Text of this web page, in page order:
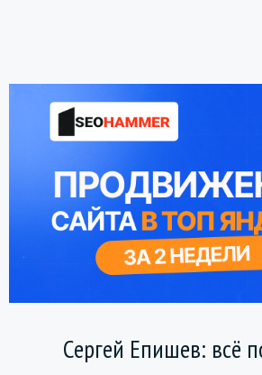
Сергей Епишев: всё